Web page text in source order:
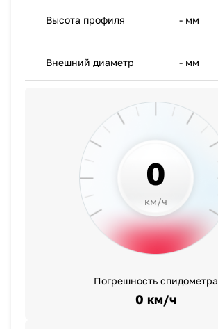
Высота профиля - мм
Внешний диаметр - мм
0
км/ч
Погрешность спидометра
0 км/ч